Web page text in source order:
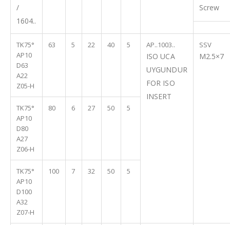
/
1604..
Screw
TK75°
AP10
D63
A22
Z05-H
63 5 22 40 5 AP..1003..
ISO UCA
UYGUNDUR
FOR ISO
INSERT
SSV
M2.5×7
TK75°
AP10
D80
A27
Z06-H
80 6 27 50 5
TK75°
AP10
D100
A32
Z07-H
100 7 32 50 5